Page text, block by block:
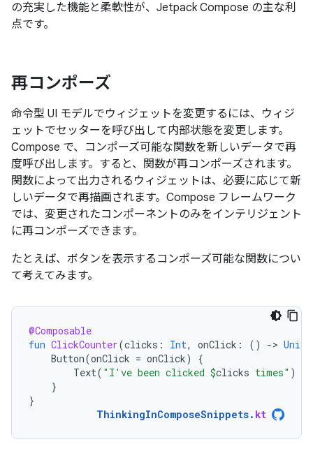
の充実した機能と柔軟性が、Jetpack Compose の主な利
点です。
再コンポーズ
命令型 UI モデルでウィジェットを変更するには、ウィジ
ェットでセッターを呼び出して内部状態を変更します。
Compose で、コンポーズ可能な関数を新しいデータで再
度呼び出します。すると、関数が再コンポーズされます。
関数によって出力されるウィジェットは、必要に応じて新
しいデータで再描画されます。Compose フレームワーク
では、変更されたコンポーネントのみをインテリジェント
に再コンポーズできます。
たとえば、ボタンを表示するコンポーズ可能な関数につい
て考えてみます。
@Composable
fun ClickCounter(clicks : Int, onClick : () -> Unit
Button(onClick = onClick)
{
Text( "I've been clicked $clicks times" )
}
}
ThinkingInComposeSnippets. kt